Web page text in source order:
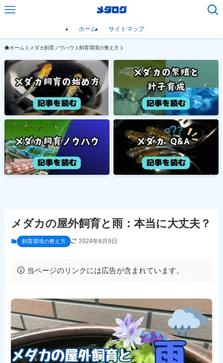
ホーム サイトマップ
ホーム メダカ飼育ノウハウ 飼育環境の整え方
メダカの屋外飼育と雨：本当に大丈夫？
飼育環境の整え方 2024年6月9日
当ページのリンクには広告が含まれています。